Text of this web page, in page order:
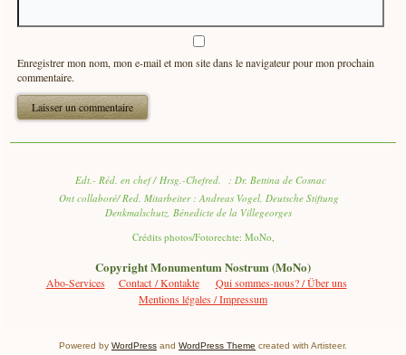
Enregistrer mon nom, mon e-mail et mon site dans le navigateur pour mon prochain
commentaire.
Edt.- Réd. en chef / Hrsg.-Chefred. : Dr. Bettina de Cosnac
Ont collaboré/ Red. Mitarbeiter : Andreas Vogel, Deutsche Stiftung
Denkmalschutz, Bénedicte de la Villegeorges
Crédits photos/Fotorechte: MoNo,
Copyright Monumentum Nostrum (MoNo)
Abo-Services Contact / Kontakte
Qui sommes-nous? / Über uns
Mentions légales / Impressum
Powered by WordPress and WordPress Theme created with Artisteer.